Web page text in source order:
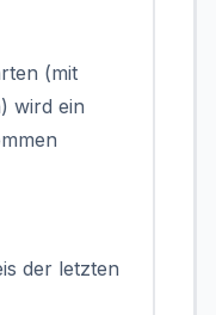
(mit
wird ein
der letzten